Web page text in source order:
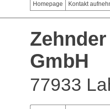
Homepage Kontakt
GmbH
77933